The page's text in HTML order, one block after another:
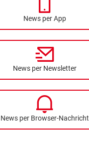
News per App
News per Newsletter
News per Browser-Nachricht